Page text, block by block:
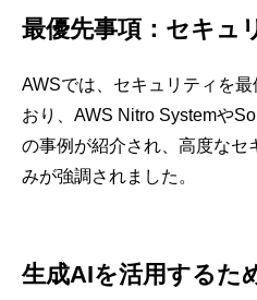
最優先事項：セキュ
AWSでは、セキュリティを
おり、AWS Nitro Systemや
の事例が紹介され、高度なセ
みが強調されました。
生成AIを活用するた